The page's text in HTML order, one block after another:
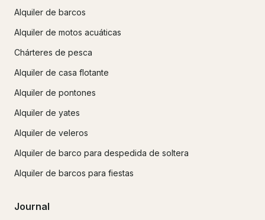
Alquiler de barcos
Alquiler de motos acuáticas
Chárteres de pesca
Alquiler de casa flotante
Alquiler de pontones
Alquiler de yates
Alquiler de veleros
Alquiler de barco para despedida de soltera
Alquiler de barcos para fiestas
Journal